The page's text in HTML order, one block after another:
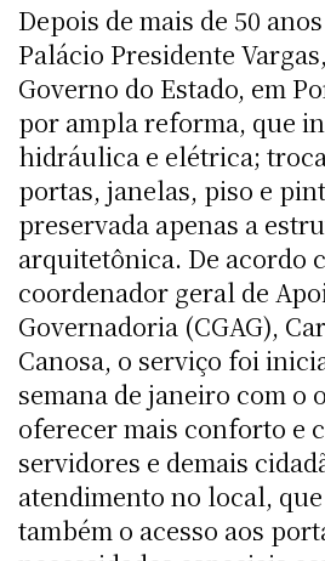
Depois de mais de 50
Palácio Presidente
Governo do Estado, em
por ampla reforma, que
hidráulica e elétrica;
portas, janelas, piso e
preservada apenas a
arquitetônica. De acordo
coordenador geral de
Governadoria (CGAG),
Canosa, o serviço foi
semana de janeiro com o
oferecer mais conforto e
servidores e demais
atendimento no local,
também o acesso aos